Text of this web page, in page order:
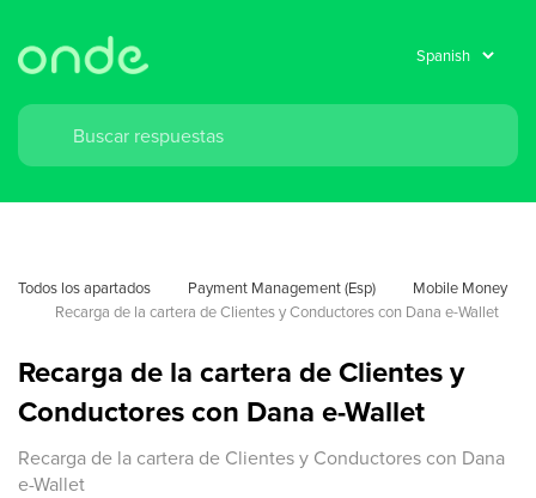
Todos los apartados Payment Management (Esp)
Mobile Money
Recarga de la cartera de Clientes y Conductores con Dana e-Wallet
Recarga de la cartera de Clientes y
Conductores con Dana e-Wallet
Recarga de la cartera de Clientes y Conductores con Dana
e-Wallet